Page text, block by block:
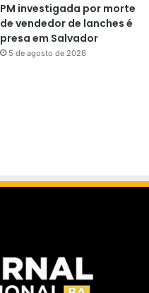
PM investigada por morte
de vendedor de lanches é
presa em Salvador
5 de agosto de 2026